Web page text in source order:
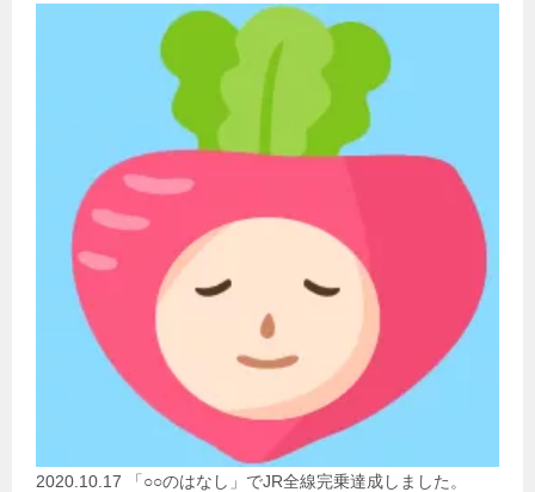
2020.10.17 「○○のはなし」でJR全線完乗達成しました。